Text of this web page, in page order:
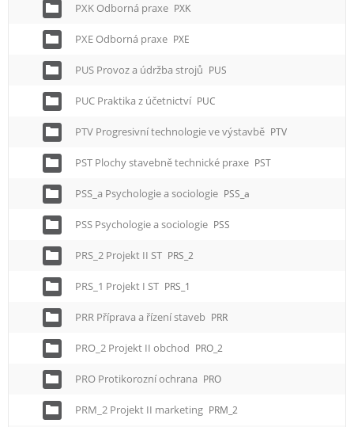
PXK Odborná praxe PXK
PXE Odborná praxe PXE
PUS Provoz a údržba strojů PUS
PUC Praktika z účetnictví PUC
PTV Progresivní technologie ve výstavbě PTV
PST Plochy stavebně technické praxe PST
PSS_a Psychologie a sociologie PSS_a
PSS Psychologie a sociologie PSS
PRS_2 Projekt II ST PRS_2
PRS_1 Projekt I ST PRS_1
PRR Příprava a řízení staveb PRR
PRO_2 Projekt II obchod PRO_2
PRO Protikorozní ochrana PRO
PRM_2 Projekt II marketing PRM_2